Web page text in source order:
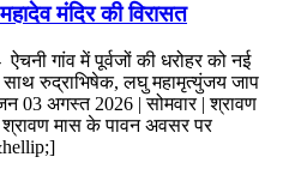
मंदिर की विरासत
ऐचनी गांव में पूर्वजों की धरोहर को नई
के साथ रुद्राभिषेक, लघु महामृत्युंजय जाप
03 अगस्त 2026 | सोमवार | श्रावण
श्रावण मास के पावन अवसर पर